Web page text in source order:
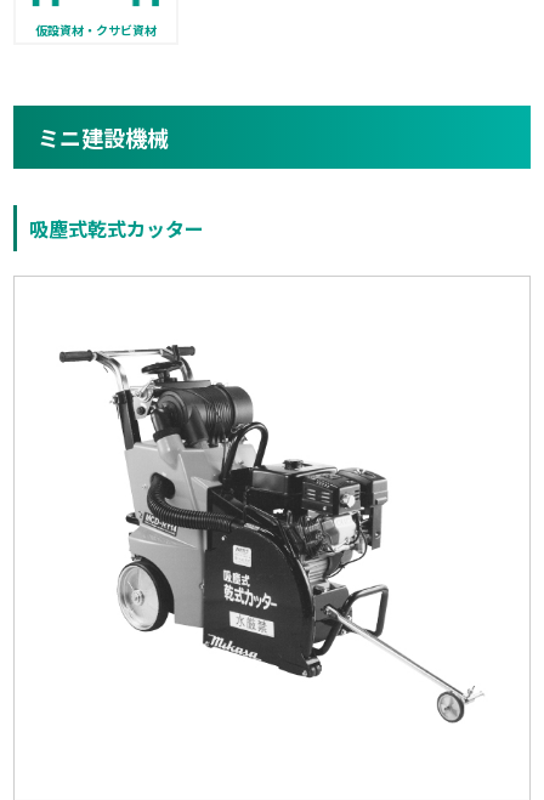
仮設資材・クサビ資材
ミニ建設機械
吸塵式乾式カッター